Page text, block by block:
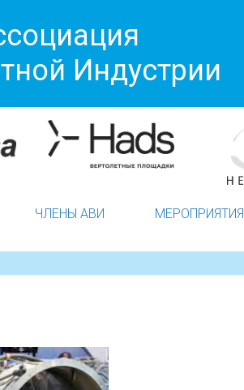
Индустрии
ЧЛЕНЫ АВИ МЕРОПРИЯТИЯ